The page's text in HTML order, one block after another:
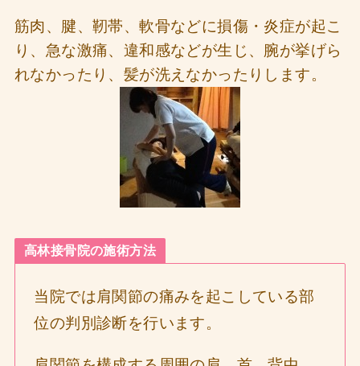
筋肉、腱、靭帯、軟骨などに損傷・炎症が起こ
り、急な激痛、違和感などが生じ、腕が挙げら
れなかったり、髪が洗えなかったりします。
高林接骨院の施術方法
当院では肩関節の痛みを起こしている部
位の判別診断を行います。